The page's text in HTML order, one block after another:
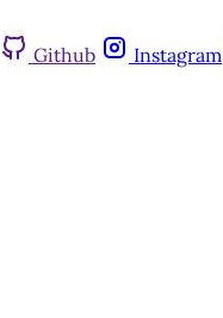
Github Instagram